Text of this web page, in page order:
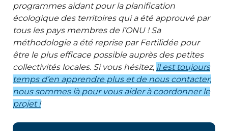
programmes aidant pour la planification
écologique des territoires qui a été approuvé par
tous les pays membres de l’ONU ! Sa
méthodologie a été reprise par Fertilidée pour
être le plus efficace possible auprès des petites
collectivités locales. Si vous hésitez, il est toujours
temps d’en apprendre plus et de nous contacter,
nous sommes là pour vous aider à coordonner le
projet!